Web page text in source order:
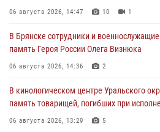
06 августа 2026, 14:47 10 1
В Брянске сотрудники и
память Героя России Олега Визнюка
06 августа 2026, 14:36 2
В кинологическом центре Уральского
память товарищей, погибших при
06 августа 2026, 13:29 5